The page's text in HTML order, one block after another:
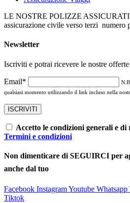
LE NOSTRE POLIZZE
assicurazione civile verso terzi numero
Newsletter
Iscriviti e potrai ricevere le nostre
Email*
qualsiasi momento utilizzando il link incluso nella
Accetto le condizioni generali e di
Termini e condizioni
Non dimenticare di SEGUIRCI per
anche dal tuo
Facebook InstagramYoutube Whatsapp
Tiktok